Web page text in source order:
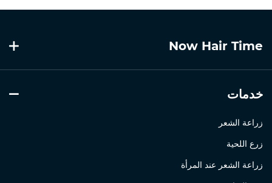
Now Hair Time
خدمات
زراعة الشعر
زرع اللحية
زراعة الشعر عند المرأة